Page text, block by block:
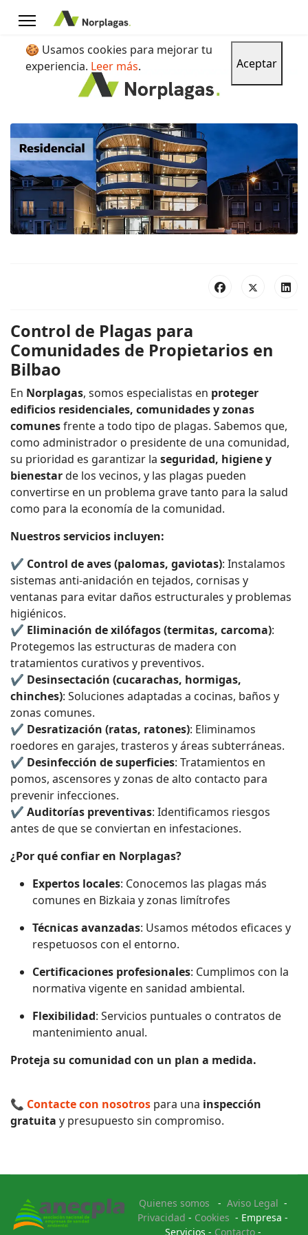
🍪 Usamos cookies para mejorar tu
experiencia. Leer más. Aceptar
Control de Plagas para
Comunidades de Propietarios en
Bilbao
En Norplagas, somos especialistas en proteger
edificios residenciales, comunidades y zonas
comunesfrente a todo tipo de plagas. Sabemos que,
como administrador o presidente de una comunidad,
su prioridad es garantizar la seguridad, higiene y
bienestarde los vecinos, y las plagas pueden
convertirse en un problema grave tanto para la salud
como para la economía de la comunidad.
Nuestros servicios incluyen:
✔ Control de aves (palomas, gaviotas): Instalamos
sistemas anti-anidación en tejados, cornisas y
ventanas para evitar daños estructurales y problemas
higiénicos.
✔ Eliminación de xilófagos (termitas, carcoma):
Protegemos las estructuras de madera con
tratamientos curativos y preventivos.
✔ Desinsectación (cucarachas, hormigas,
chinches): Soluciones adaptadas a cocinas, baños y
zonas comunes.
✔ Desratización (ratas, ratones): Eliminamos
roedores en garajes, trasteros y áreas subterráneas.
✔ Desinfección de superficies: Tratamientos en
pomos, ascensores y zonas de alto contacto para
prevenir infecciones.
✔ Auditorías preventivas: Identificamos riesgos
antes de que se conviertan en infestaciones.
¿Por qué confiar en Norplagas?
Expertos locales: Conocemos las plagas más
comunes en Bizkaia y zonas limítrofes
Técnicas avanzadas: Usamos métodos eficaces y
respetuosos con el entorno.
Certificaciones profesionales: Cumplimos con la
normativa vigente en sanidad ambiental.
Flexibilidad: Servicios puntuales o contratos de
mantenimiento anual.
Proteja su comunidad con un plan a medida.
📞 Contacte con nosotros para una inspección
gratuita y presupuesto sin compromiso.
Quienes somos - Aviso Legal -
Privacidad - Cookies - Empresa -
Servicios - Contacto-